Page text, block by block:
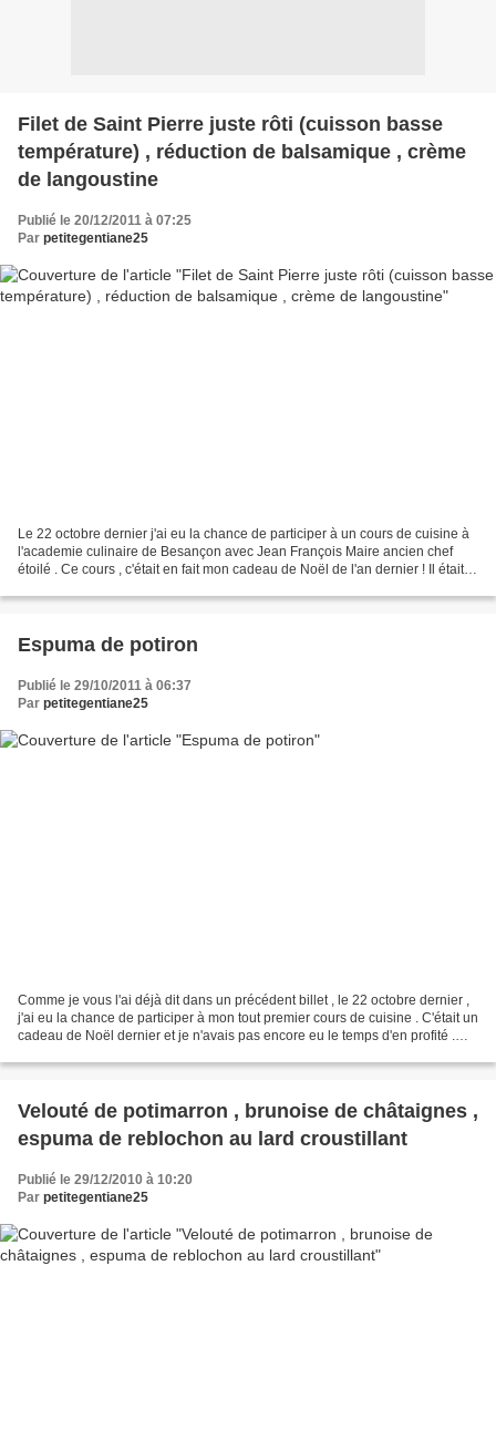
Filet de Saint Pierre juste rôti (cuisson basse
température) , réduction de balsamique , crème
de langoustine
Publié le 20/12/2011 à 07:25
Par petitegentiane25
Le 22 octobre dernier j'ai eu la chance de participer à un cours de cuisine à
l'academie culinaire de Besançon avec Jean François Maire ancien chef
étoilé . Ce cours , c'était en fait mon cadeau de Noël de l'an dernier ! Il était
Espuma de potiron
Publié le 29/10/2011 à 06:37
Par petitegentiane25
Comme je vous l'ai déjà dit dans un précédent billet , le 22 octobre dernier ,
j'ai eu la chance de participer à mon tout premier cours de cuisine . C'était un
cadeau de Noël dernier et je n'avais pas encore eu le temps d'en profité .
Velouté de potimarron , brunoise de châtaignes ,
espuma de reblochon au lard croustillant
Publié le 29/12/2010 à 10:20
Par petitegentiane25